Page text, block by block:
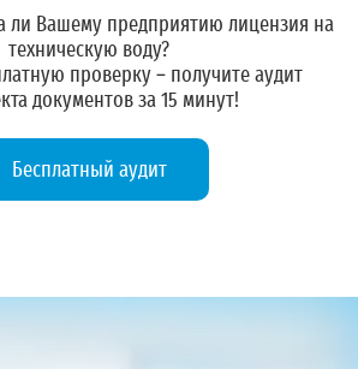
ли Вашему предприятию лицензия на
техническую воду?
проверку – получите аудит
документов за 15 минут!
Бесплатный аудит